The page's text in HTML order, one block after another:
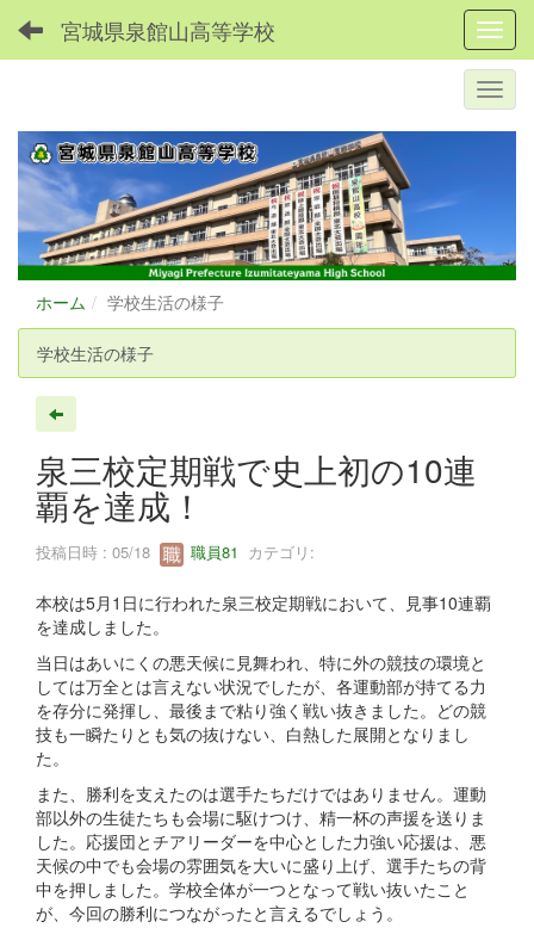
宮城県泉館山高等学校
ホーム 学校生活の様子
学校生活の様子
泉三校定期戦で史上初の10連
覇を達成！
投稿日時 : 05/18 職員81 カテゴリ:
本校は5月1日に行われた泉三校定期戦において、見事10連覇
を達成しました。
当日はあいにくの悪天候に見舞われ、特に外の競技の環境と
しては万全とは言えない状況でしたが、各運動部が持てる力
を存分に発揮し、最後まで粘り強く戦い抜きました。どの競
技も一瞬たりとも気の抜けない、白熱した展開となりまし
た。
また、勝利を支えたのは選手たちだけではありません。運動
部以外の生徒たちも会場に駆けつけ、精一杯の声援を送りま
した。応援団とチアリーダーを中心とした力強い応援は、悪
天候の中でも会場の雰囲気を大いに盛り上げ、選手たちの背
中を押しました。学校全体が一つとなって戦い抜いたこと
が、今回の勝利につながったと言えるでしょう。